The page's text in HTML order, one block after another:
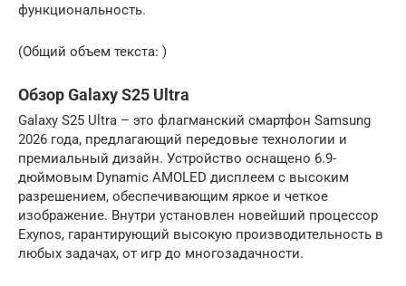
функциональность.
(Общий объем текста: )
Обзор Galaxy S25 Ultra
Galaxy S25 Ultra – это флагманский смартфон Samsung
2026 года, предлагающий передовые технологии и
премиальный дизайн. Устройство оснащено 6.9-
дюймовым Dynamic AMOLED дисплеем с высоким
разрешением, обеспечивающим яркое и четкое
изображение. Внутри установлен новейший процессор
Exynos, гарантирующий высокую производительность в
любых задачах, от игр до многозадачности.